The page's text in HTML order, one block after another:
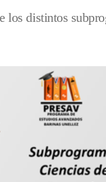
los distintos